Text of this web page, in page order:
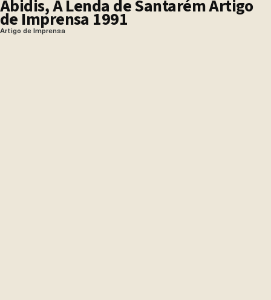
Ábidis, A Lenda de Santarém Artigo
de Imprensa 1991
Artigo de Imprensa